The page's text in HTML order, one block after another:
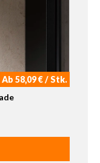
Ab 58,09 € / Stk.